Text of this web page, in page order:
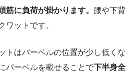
筋に負荷が掛かります。 腰や下背
ワットです。
トはバーベルの位置が少し低くな
バーベルを載せることで下半身全